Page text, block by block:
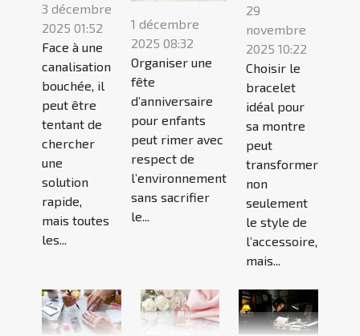
3 décembre
2025 01:52
Face à une
canalisation
bouchée, il
peut être
tentant de
chercher
une
solution
rapide,
mais toutes
les...
1 décembre
2025 08:32
Organiser une
fête
d’anniversaire
pour enfants
peut rimer avec
respect de
l’environnement
sans sacrifier
le...
29
novembre
2025 10:22
Choisir le
bracelet
idéal pour
sa montre
peut
transformer
non
seulement
le style de
l’accessoire,
mais...